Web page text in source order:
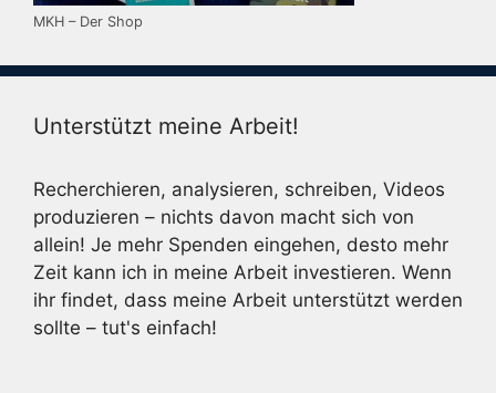
MKH – Der Shop
Unterstützt meine Arbeit!
Recherchieren, analysieren, schreiben, Videos
produzieren – nichts davon macht sich von
allein! Je mehr Spenden eingehen, desto mehr
Zeit kann ich in meine Arbeit investieren. Wenn
ihr findet, dass meine Arbeit unterstützt werden
sollte – tut's einfach!